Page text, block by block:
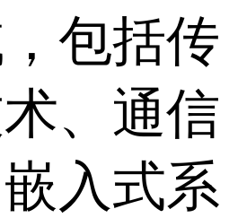
包括传
、通信
入式系